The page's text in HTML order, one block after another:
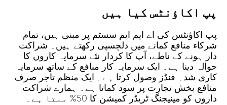
پپ اکاؤنٹس کیا ہیں
پپ اکاؤنٹس کی اے ایم ایم سسٹم پر مبنی ہیں، تمام
شرکاء منافع کمانے میں دلچسپی رکھتے ہیں۔ شراکت
دار ہونے کے ناطے، آپ کا کردار نئے سرمایہ کاروں کا
حوالہ دینا ہے۔ ایک سرمایہ کار منافع کے ساتھ سرمایہ
کاری شدہ فنڈز وصول کرتا ہے۔ ایک منظم تاجر صرف
منافع بخش تجارت پر سود کماتا ہے۔ ہمارے شراکت
داروں کو مینیجنگ ٹریڈر کمیشن کا 50% ملتا ہے۔